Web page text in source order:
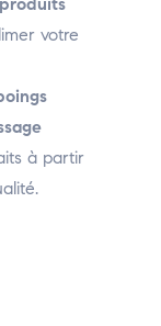
votre
à partir